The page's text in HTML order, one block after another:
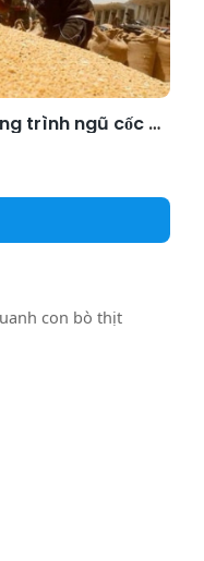
Ấn Độ sẽ gia hạn chương trình ngũ cốc miễn phí thêm 5 năm